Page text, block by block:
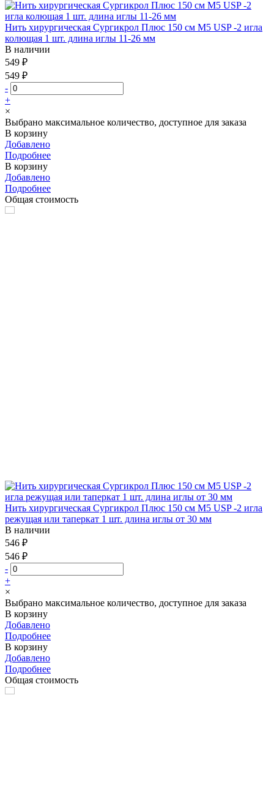
Нить хирургическая Сургикрол Плюс 150 см М5 USP -2 игла
колющая 1 шт. длина иглы 11-26 мм
В наличии
549 ₽
549 ₽
-
+
×
Выбрано максимальное количество, доступное для заказа
В корзину
Добавлено
Подробнее
В корзину
Добавлено
Подробнее
Общая стоимость
Нить хирургическая Сургикрол Плюс 150 см М5 USP -2 игла
режущая или таперкат 1 шт. длина иглы от 30 мм
В наличии
546 ₽
546 ₽
-
+
×
Выбрано максимальное количество, доступное для заказа
В корзину
Добавлено
Подробнее
В корзину
Добавлено
Подробнее
Общая стоимость